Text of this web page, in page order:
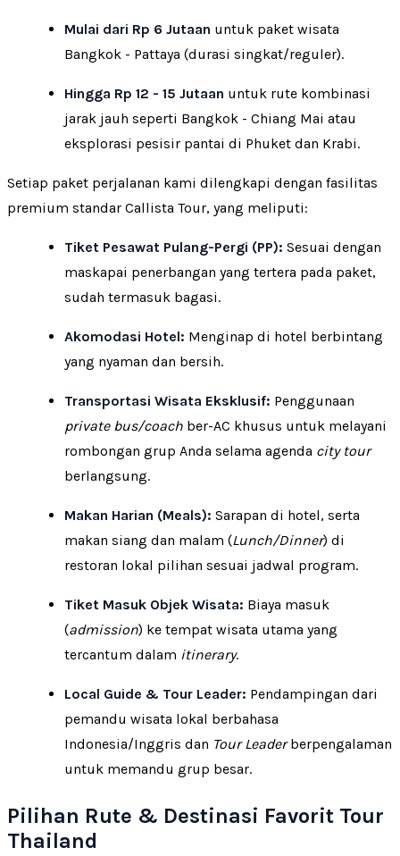
Mulai dari Rp 6 Jutaan untuk paket wisata
Bangkok - Pattaya (durasi singkat/reguler).
Hingga Rp 12 - 15 Jutaan untuk rute kombinasi
jarak jauh seperti Bangkok - Chiang Mai atau
eksplorasi pesisir pantai di Phuket dan Krabi.
Setiap paket perjalanan kami dilengkapi dengan fasilitas
premium standar Callista Tour, yang meliputi:
Tiket Pesawat Pulang-Pergi (PP): Sesuai dengan
maskapai penerbangan yang tertera pada paket,
sudah termasuk bagasi.
Akomodasi Hotel: Menginap di hotel berbintang
yang nyaman dan bersih.
Transportasi Wisata Eksklusif: Penggunaan
private bus/coach ber-AC khusus untuk melayani
rombongan grup Anda selama agenda city tour
berlangsung.
Makan Harian (Meals): Sarapan di hotel, serta
makan siang dan malam (Lunch/Dinner) di
restoran lokal pilihan sesuai jadwal program.
Tiket Masuk Objek Wisata: Biaya masuk
(admission) ke tempat wisata utama yang
tercantum dalam itinerary.
Local Guide & Tour Leader: Pendampingan dari
pemandu wisata lokal berbahasa
Indonesia/Inggris dan Tour Leaderberpengalaman
untuk memandu grup besar.
Pilihan Rute & Destinasi Favorit Tour
Thailand